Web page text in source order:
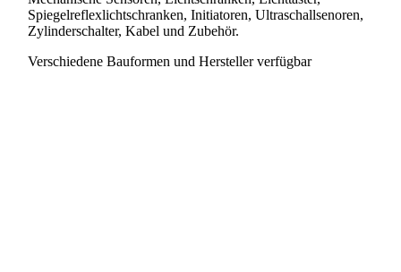
Spiegelreflexlichtschranken, Initiatoren, Ultraschallsenoren,
Zylinderschalter, Kabel und Zubehör.
Verschiedene Bauformen und Hersteller verfügbar